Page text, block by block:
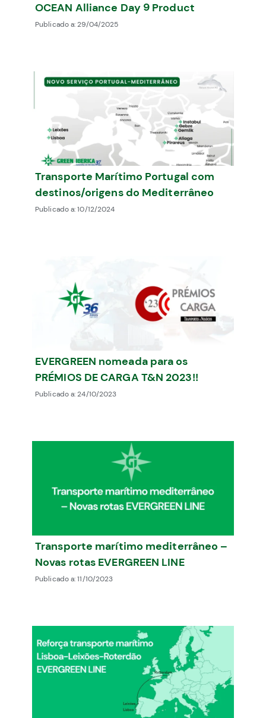
OCEAN Alliance Day 9 Product
Publicado a:29/04/2025
Transporte Marítimo Portugal com
destinos/origens do Mediterrâneo
Publicado a:10/12/2024
EVERGREEN nomeada para os
PRÉMIOS DE CARGA T&N 2023!!
Publicado a:24/10/2023
Transporte marítimo mediterrâneo –
Novas rotas EVERGREEN LINE
Publicado a:11/10/2023